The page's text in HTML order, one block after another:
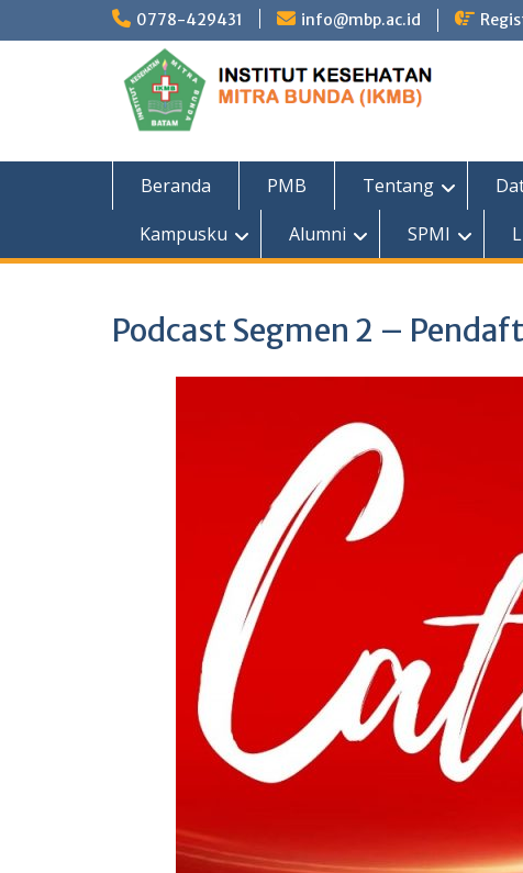
0778-429431 info@mbp.ac.id
Beranda PMB Tentang
Kampusku
Alumni SPMI
Podcast Segmen 2 –